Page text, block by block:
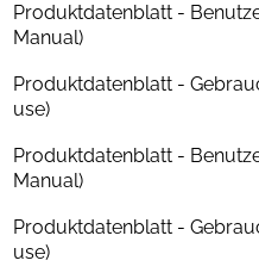
Höhe (cm)
Tiefe (cm) 33.5
Gewicht (kg) 5.5
Funktionen
Produktdatenblatt -
Manual)
Produktdatenblatt -
use)
Produktdatenblatt -
Manual)
Produktdatenblatt -
use)